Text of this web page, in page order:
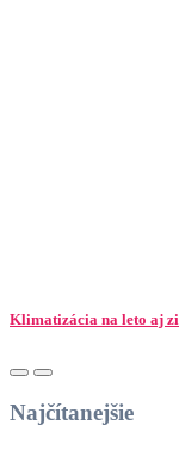
Klimatizácia na leto aj
Najčítanejšie